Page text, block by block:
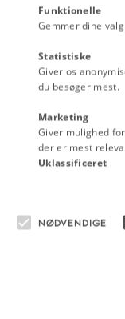
Funktionelle
Gemmer dine
Statistiske
Giver os
du besøger mest.
Marketing
Giver mulighed
der er mest
Uklassificeret
NØDVENDIGE